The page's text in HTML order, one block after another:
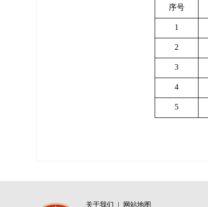
序号
1
2
3
4
5
关于我们 网站地图